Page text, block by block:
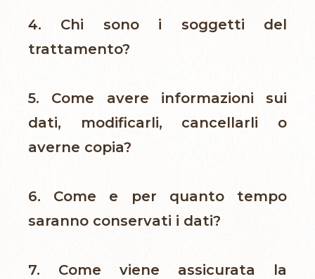
4. Chi sono i soggetti del
trattamento?
5. Come avere informazioni sui
dati, modificarli, cancellarli o
averne copia?
6. Come e per quanto tempo
saranno conservati i dati?
7. Come viene assicurata la